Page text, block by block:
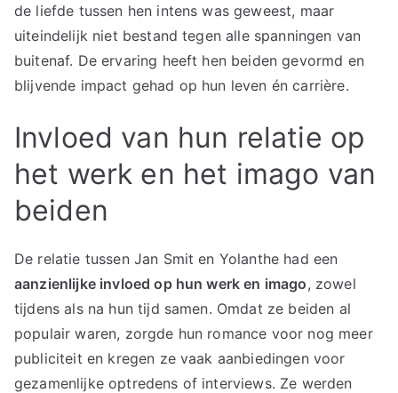
de liefde tussen hen intens was geweest, maar
uiteindelijk niet bestand tegen alle spanningen van
buitenaf. De ervaring heeft hen beiden gevormd en
blijvende impact gehad op hun leven én carrière.
Invloed van hun relatie op
het werk en het imago van
beiden
De relatie tussen Jan Smit en Yolanthe had een
aanzienlijke invloed op hun werk en imago, zowel
tijdens als na hun tijd samen. Omdat ze beiden al
populair waren, zorgde hun romance voor nog meer
publiciteit en kregen ze vaak aanbiedingen voor
gezamenlijke optredens of interviews. Ze werden